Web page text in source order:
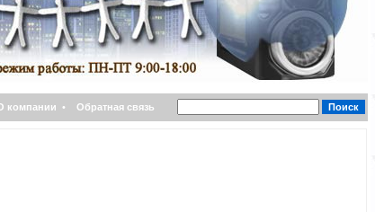
компании • Обратная связь